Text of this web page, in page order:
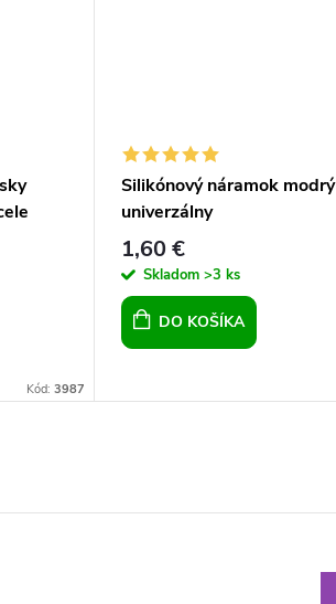
Kód: 3987
Silikónový náramok modrý
univerzálny
1,60 €
Skladom >3 ks
DO KOŠÍKA